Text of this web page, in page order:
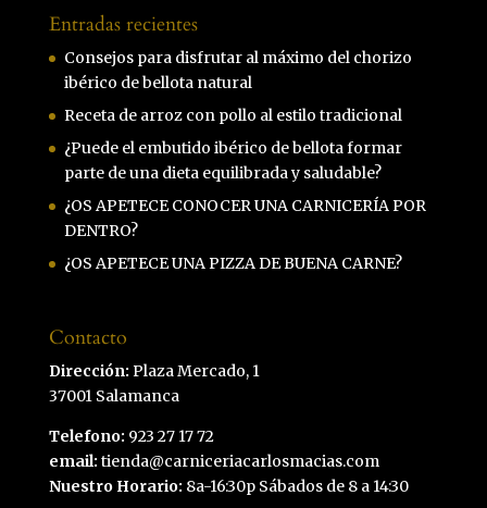
Entradas recientes
Consejos para disfrutar al máximo del chorizo
ibérico de bellota natural
Receta de arroz con pollo al estilo tradicional
¿Puede el embutido ibérico de bellota formar
parte de una dieta equilibrada y saludable?
¿OS APETECE CONOCER UNA CARNICERÍA POR
DENTRO?
¿OS APETECE UNA PIZZA DE BUENA CARNE?
Contacto
Dirección: Plaza Mercado, 1
37001 Salamanca
Telefono: 923 27 17 72
email: tienda@carniceriacarlosmacias.com
Nuestro Horario: 8a-16:30p Sábados de 8 a 14:30